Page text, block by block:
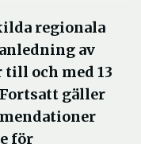
regionala
av
och med 13
gäller
för